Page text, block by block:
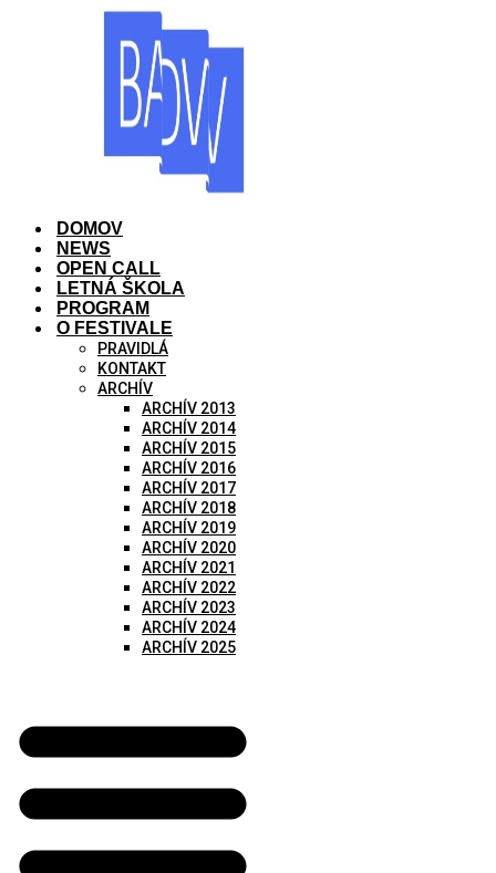
DOMOV
NEWS
OPEN CALL
LETNÁ ŠKOLA
PROGRAM
O FESTIVALE
PRAVIDLÁ
KONTAKT
ARCHÍV
ARCHÍV 2013
ARCHÍV 2014
ARCHÍV 2015
ARCHÍV 2016
ARCHÍV 2017
ARCHÍV 2018
ARCHÍV 2019
ARCHÍV 2020
ARCHÍV 2021
ARCHÍV 2022
ARCHÍV 2023
ARCHÍV 2024
ARCHÍV 2025